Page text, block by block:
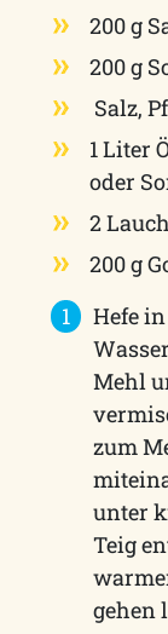
200 g
200 g
Salz,
1 Liter
oder
2
200 g
Hefe
Mehl
zum
unter
Teig
gehen